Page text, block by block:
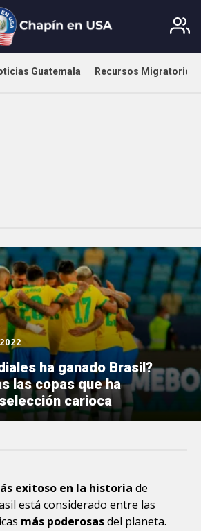
Guatemala Recursos Migratorios
ha ganado Brasil?
las copas que ha
carioca
exitoso en la historia de
está considerado entre las
más poderosasdel planeta.